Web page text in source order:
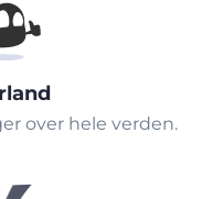
over hele verden.